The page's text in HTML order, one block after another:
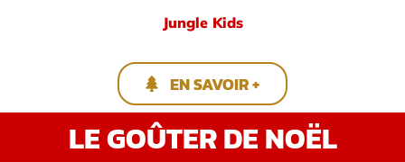
Jungle Kids
EN SAVOIR +
LE GOÛTER DE NOËL